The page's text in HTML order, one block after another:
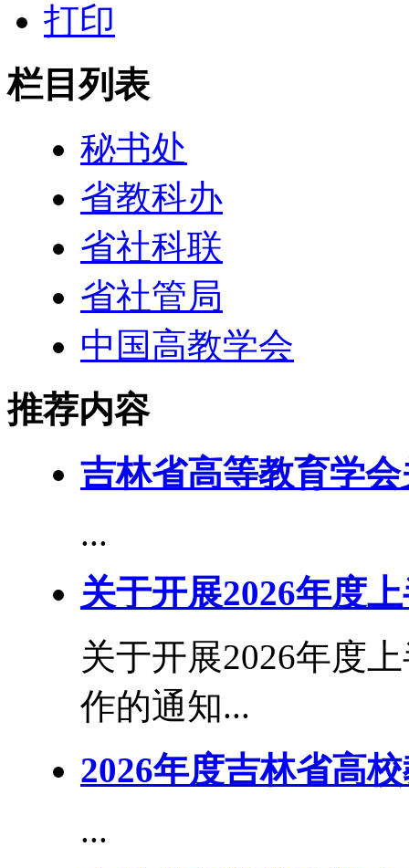
打印
栏目列表
秘书处
省教科办
省社科联
省社管局
中国高教学会
推荐内容
吉林省高等教育学
...
关于开展2026年度
关于开展2026年度
作的通知...
2026年度吉林省高
...